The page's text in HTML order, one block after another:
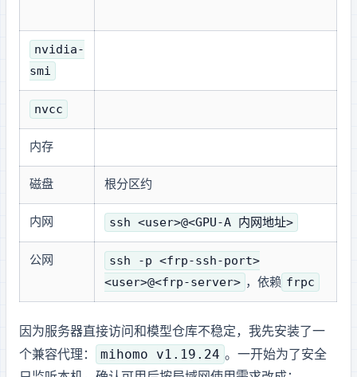
nvidia-
smi
nvcc
内存
磁盘 根分区约 1.9T
内网 SSH ssh <user>@<GPU-A 内网地址>
公网 SSH
ssh -p <frp-ssh-port>
<user>@<frp-server> ，依赖 frpc
因为服务器直接访问 GitHub 和模型仓库不稳定，我先安装了一
个 Clash.Meta 兼容代理：
mihomo v1.19.24 。一开始为了安全